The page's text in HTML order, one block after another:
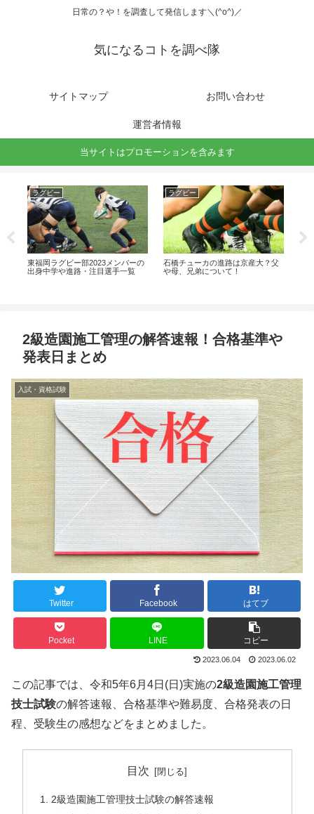
日常の？や！を調査して発信します＼(^o^)／
気になるコトを調べ隊
サイトマップ お問い合わせ
運営者情報
当サイトはプロモーションを含みます
ラグビー
東福岡ラグビー部2023メンバーの
出身中学や進路・注目選手一覧
ラグビー
石橋チューカの進路は京産大？父
や母、兄弟について！
2級造園施工管理の解答速報！合格基準や
発表日まとめ
入試・資格試験
Twitter Facebook はてブ
Pocket LINE コピー
2023.06.04 2023.06.02
この記事では、令和5年6月4日(日)実施の2級造園施工管理
技士試験の解答速報、合格基準や難易度、合格発表の日
程、受験生の感想などをまとめました。
目次
2級造園施工管理技士試験の解答速報